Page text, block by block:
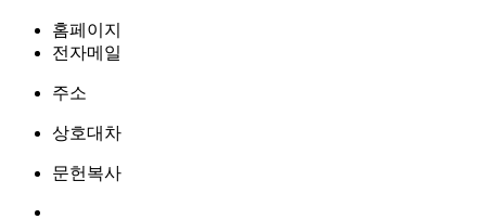
홈페이지
전자메일
주소
상호대차
문헌복사